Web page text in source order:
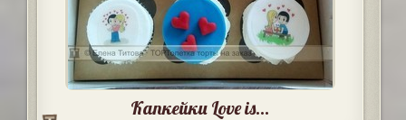
Капкейки Love is...